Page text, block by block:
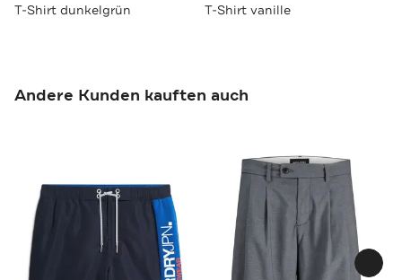
T-Shirt dunkelgrün T-Shirt vanille
Andere Kunden kauften auch